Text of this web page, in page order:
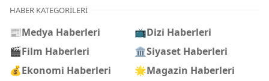
HABER KATEGORILERI
📰Medya Haberleri 📺Dizi Haberleri
🎬Film Haberleri 🏛️Siyaset Haberleri
💰Ekonomi Haberleri 🌟Magazin Haberleri